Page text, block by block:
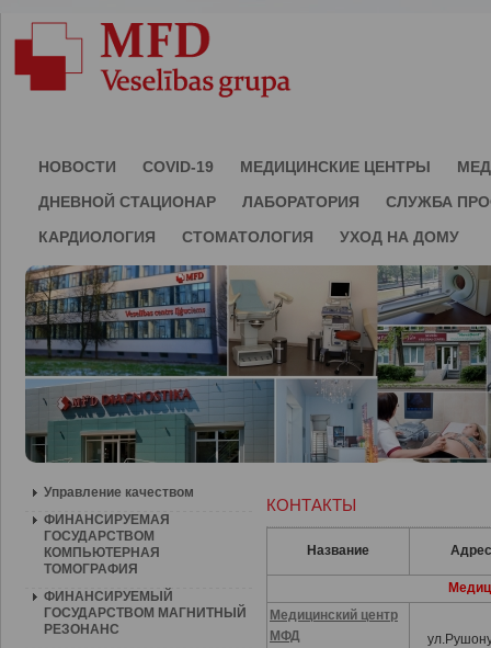
НОВОСТИ COVID-19 МЕДИЦИНСКИЕ ЦЕНТРЫ
ДНЕВНОЙ СТАЦИОНАР
ЛАБОРАТОРИЯ
СЛУЖБА
КАРДИОЛОГИЯ
СТОМАТОЛОГИЯ УХОД НА ДОМУ
Управление качеством
ФИНАНСИРУЕМАЯ
ГОСУДАРСТВОМ
КОМПЬЮТЕРНАЯ
ТОМОГРАФИЯ
ФИНАНСИРУЕМЫЙ
ГОСУДАРСТВОМ МАГНИТНЫЙ
РЕЗОНАНС
КОНТАКТЫ
Название Адрес
Медицинский центр
МФД